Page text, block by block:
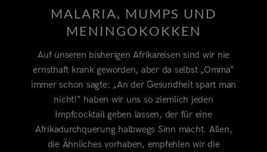
MALARIA, MUMPS UND
MENINGOKOKKEN
Auf unseren bisherigen Afrikareisen sind wir nie
ernsthaft krank geworden, aber da selbst „Omma“
immer schon sagte: „An der Gesundheit spart man
nicht!“ haben wir uns so ziemlich jeden
Impfcocktail geben lassen, der für eine
Afrikadurchquerung halbwegs Sinn macht. Allen,
die Ähnliches vorhaben, empfehlen wir die